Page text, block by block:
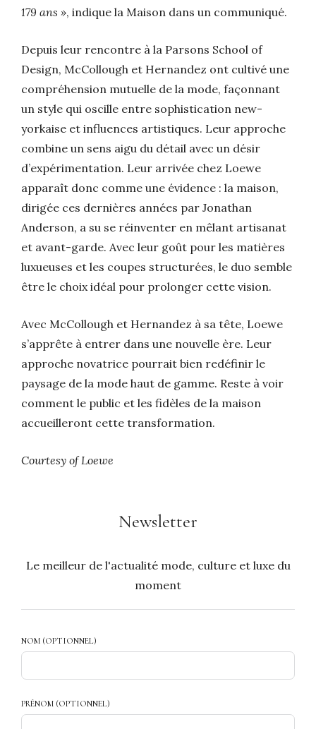
179 ans », indique la Maison dans un communiqué.
Depuis leur rencontre à la Parsons School of
Design, McCollough et Hernandez ont cultivé une
compréhension mutuelle de la mode, façonnant
un style qui oscille entre sophistication new-
yorkaise et influences artistiques. Leur approche
combine un sens aigu du détail avec un désir
d’expérimentation. Leur arrivée chez Loewe
apparaît donc comme une évidence : la maison,
dirigée ces dernières années par Jonathan
Anderson, a su se réinventer en mêlant artisanat
et avant-garde. Avec leur goût pour les matières
luxueuses et les coupes structurées, le duo semble
être le choix idéal pour prolonger cette vision.
Avec McCollough et Hernandez à sa tête, Loewe
s’apprête à entrer dans une nouvelle ère. Leur
approche novatrice pourrait bien redéfinir le
paysage de la mode haut de gamme. Reste à voir
comment le public et les fidèles de la maison
accueilleront cette transformation.
Courtesy of Loewe
Newsletter
Le meilleur de l'actualité mode, culture et luxe du
moment
NOM (OPTIONNEL)
PRÉNOM (OPTIONNEL)